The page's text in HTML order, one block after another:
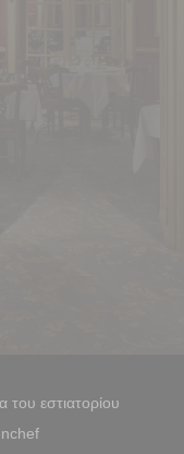
εστιατορίου
((ανοίγει σε νέο